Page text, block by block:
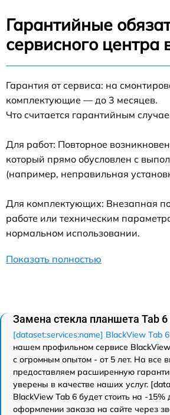
Гарантийные
сервисного центра
Гарантия от сервиса: на
комплектующие — до 3 месяцев.
Что считается гарантийным
Для работ: Повторное
который прямо обусловлен с
(например, неправильная
Для комплектующих: Внезапная
работе или техническим
нормальном использовании.
Показать полностью
Замена стекла планшета Tab
[dataset:services:name] BlackView Tab 6
нашем профильном сервисе
с огромным опытом - от 5 лет. На все
предоставляем расширенную
уверены в качестве наших услуг.
BlackView Tab 6 будет стоить на -
оформлении заказа на сайте через